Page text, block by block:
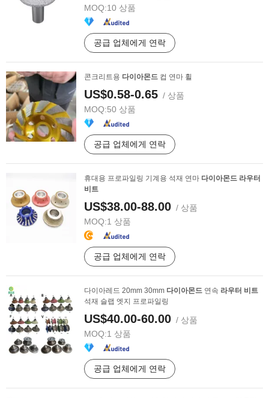
MOQ:10 상품
공급 업체에게 연락
콘크리트용 다이아몬드 컵 연마 휠
US$0.58-0.65 / 상품
MOQ:50 상품
공급 업체에게 연락
휴대용 프로파일링 기계용 석재 연마 다이아몬드 라우터
비트
US$38.00-88.00 / 상품
MOQ:1 상품
공급 업체에게 연락
다이아레드 20mm 30mm 다이아몬드 연속 라우터 비트
석재 슬랩 엣지 프로파일링
US$40.00-60.00 / 상품
MOQ:1 상품
공급 업체에게 연락